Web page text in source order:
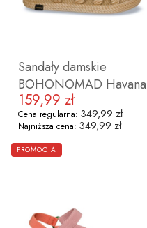
36 37 38 39 40 41 42
Sandały damskie
BOHONOMAD Havana
Cena promocyjna
159,99 zł
Cena regularna: 349,99 zł
Najniższa cena: 349,99 zł
ZOBACZ PRODUKT
PROMOCJA